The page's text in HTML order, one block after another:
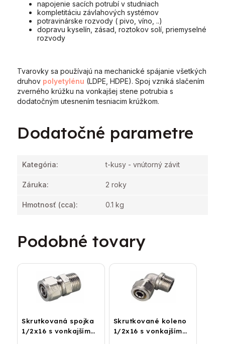
napojenie sacích potrubí v studniach
kompletitáciu závlahových systémov
potravinárske rozvody ( pivo, víno, ..)
dopravu kyselín, zásad, roztokov solí, priemyselné
rozvody
Tvarovky sa používajú na mechanické spájanie všetkých
druhov polyetylénu (LDPE, HDPE). Spoj vzniká slačením
zverného krúžku na vonkajšej stene potrubia s
dodatočným utesnením tesniacim krúžkom.
Dodatočné parametre
Kategória: t-kusy - vnútorný závit
Záruka: 2 roky
Hmotnosť (cca): 0.1 kg
Podobné tovary
Skrutkovaná spojka
1/2x16 s vonkajším
Skrutkované koleno
1/2x16 s vonkajším